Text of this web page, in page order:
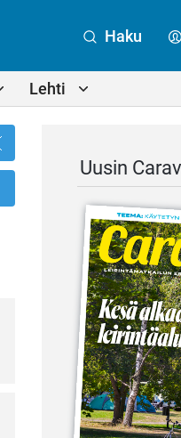
Lehti
Haku
Sulje
ilmoitus
Uusin